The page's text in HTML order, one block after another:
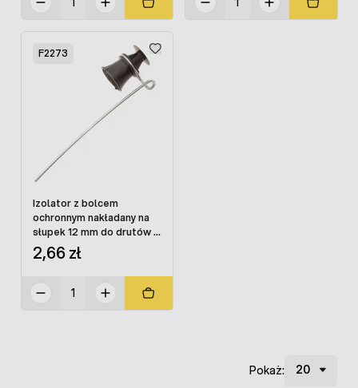
F2273
Izolator z bolcem
ochronnym nakładany na
słupek 12 mm do drutów i
plecionek
2,66 zł
Pokaż: